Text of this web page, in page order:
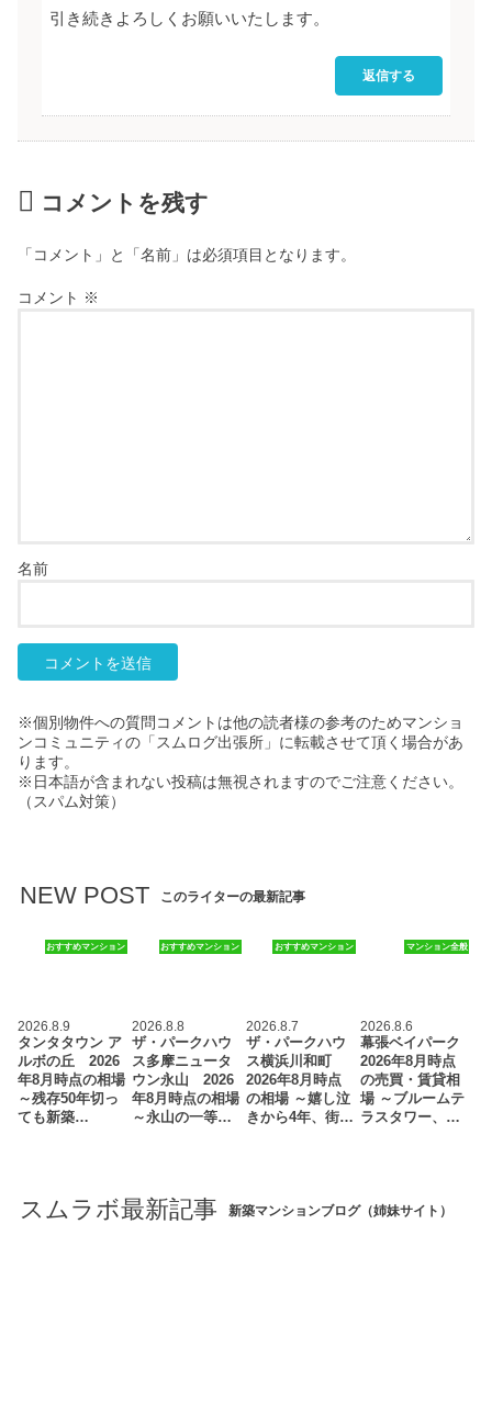
引き続きよろしくお願いいたします。
返信する
コメントを残す
「コメント」と「名前」は必須項目となります。
コメント ※
名前
※個別物件への質問コメントは他の読者様の参考のためマンショ
ンコミュニティの「スムログ出張所」に転載させて頂く場合があ
ります。
※日本語が含まれない投稿は無視されますのでご注意ください。
（スパム対策）
NEW POST このライターの最新記事
おすすめマンション
2026.8.9
タンタタウン ア
ルボの丘 2026
年8月時点の相場
～残存50年切っ
ても新築…
おすすめマンション
2026.8.8
ザ・パークハウ
ス多摩ニュータ
ウン永山 2026
年8月時点の相場
～永山の一等…
おすすめマンション
2026.8.7
ザ・パークハウ
ス横浜川和町
2026年8月時点
の相場 ～嬉し泣
きから4年、街…
マンション全般
2026.8.6
幕張ベイパーク
2026年8月時点
の売買・賃貸相
場 ～ブルームテ
ラスタワー、…
スムラボ最新記事 新築マンションブログ（姉妹サイト）